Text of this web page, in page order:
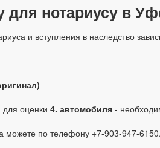
нотариусу в
и вступления в наследство
для оценки 4. автомобиля -
можете по телефону +7-903-947-6150.